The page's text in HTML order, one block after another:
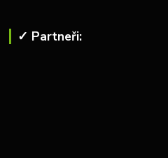
✓ Partneři: